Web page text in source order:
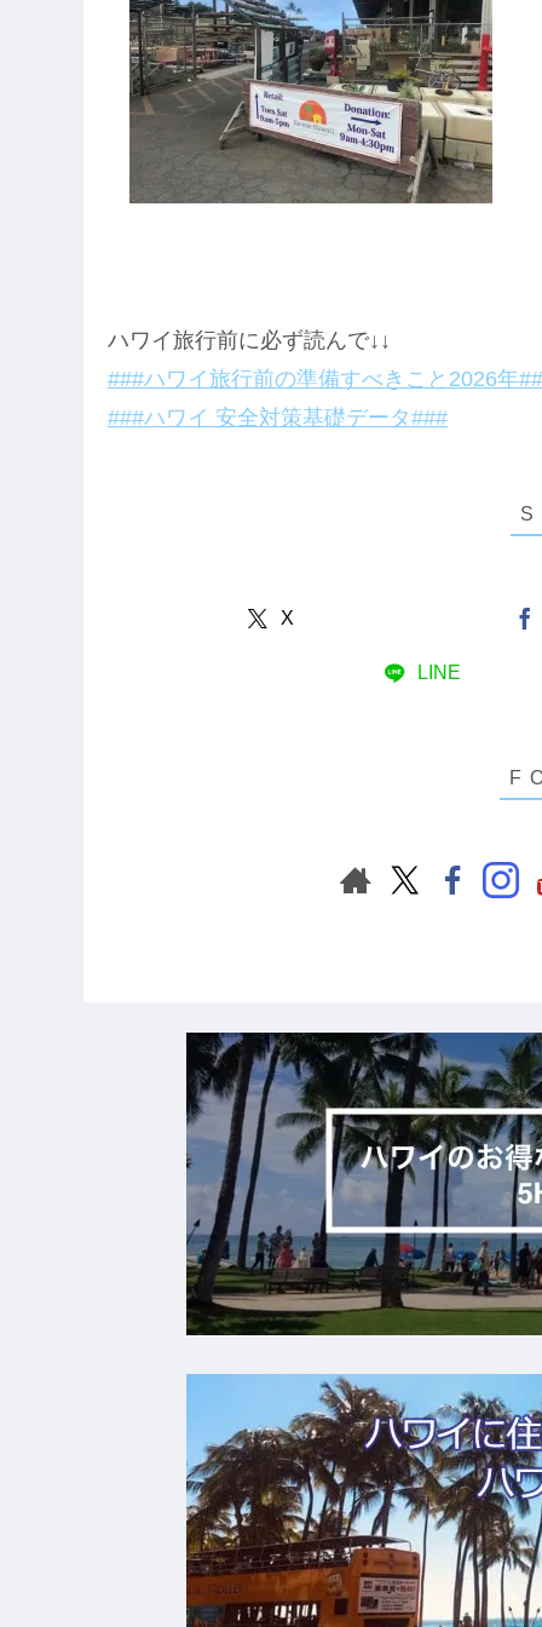
ハワイ旅行前に必ず読んで↓↓
###ハワイ旅行前の準備すべきこと2026年
###ハワイ 安全対策基礎データ###
X
LINE